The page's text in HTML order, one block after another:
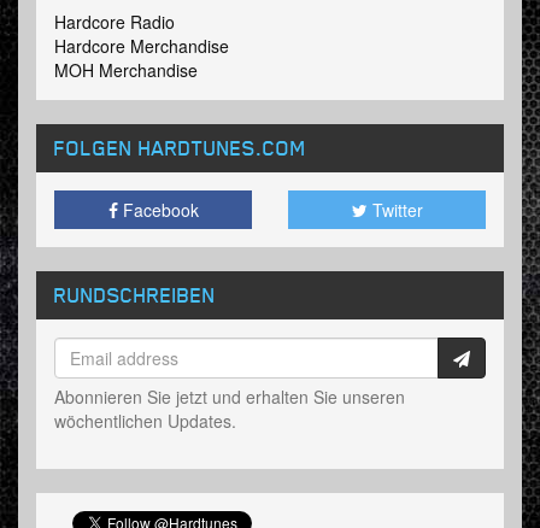
Hardcore Radio
Hardcore Merchandise
MOH Merchandise
FOLGEN HARDTUNES.COM
Facebook Twitter
RUNDSCHREIBEN
Abonnieren Sie jetzt und erhalten Sie unseren
wöchentlichen Updates.